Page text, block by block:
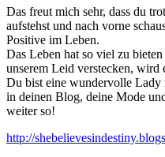
Das freut mich sehr, dass du
aufstehst und nach vorne
Positive im Leben.
Das Leben hat so viel zu
unserem Leid verstecken, wird
Du bist eine wundervolle
in deinen Blog, deine Mode
weiter so!
http://